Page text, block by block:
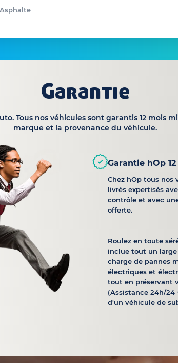
Garantie
Tous nos véhicules sont garantis 12 mois
marque et la provenance du véhicule.
Garantie hOp
Chez hOp tous nos
livrés expertisés
contrôle et avec
offerte.
Roulez en toute
inclue tout un
charge de pannes
électriques et
tout en préservant
(Assistance 24h/24
d'un véhicule de